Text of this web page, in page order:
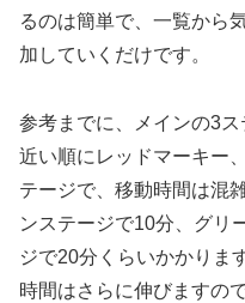
るのは簡単で、一覧から
加していくだけです。
参考までに、メインの3
近い順にレッドマーキー
テージで、移動時間は混
ンステージで10分、グリ
ジで20分くらいかかりま
時間はさらに伸びますの